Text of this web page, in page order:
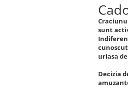
sunt
uriasa
Decizia